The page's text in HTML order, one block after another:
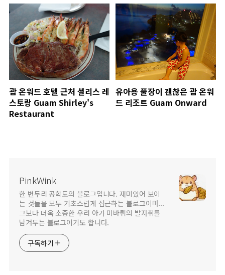
괌 온워드 호텔 근처 셜리스 레
스토랑 Guam Shirley's
Restaurant
유아용 풀장이 괜찮은 괌 온워
드 리조트 Guam Onward
PinkWink
한 변두리 공학도의 블로그입니다. 재미있어 보이
는 것들을 모두 기초스럽게 접근하는 블로그이며...
그보다 더욱 소중한 우리 아가 미바뤼의 발자취를
남겨두는 블로그이기도 합니다.
구독하기